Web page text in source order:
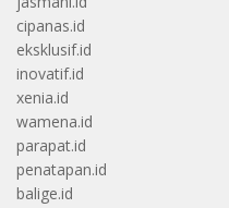
cipanas.id
eksklusif.id
inovatif.id
xenia.id
wamena.id
parapat.id
penatapan.id
balige.id